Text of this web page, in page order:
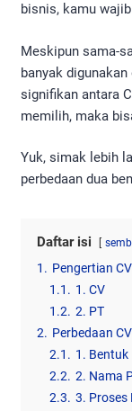
bisnis, kamu
Meskipun sama-
banyak
signifikan antara
memilih, maka
Yuk, simak lebih
perbedaan dua
Daftar isi
1. Pengertian
1.1. 1. CV
1.2. 2. PT
2. Perbedaan
2.1. 1. Bentuk
2.2. 2. Nama
2.3. 3. Proses